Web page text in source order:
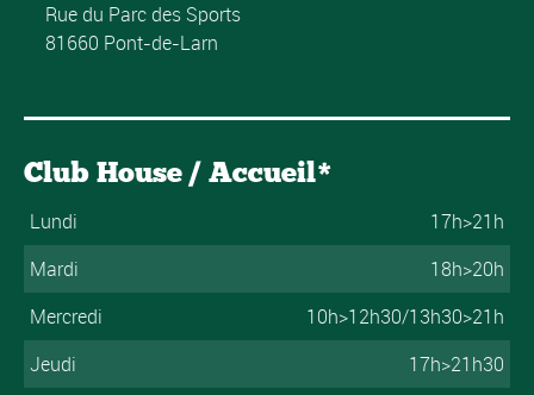
Rue du Parc des Sports
81660 Pont-de-Larn
Club House / Accueil*
Lundi
17h>21h
Mardi
18h>20h
Mercredi
10h>12h30/13h30>21h
Jeudi
17h>21h30